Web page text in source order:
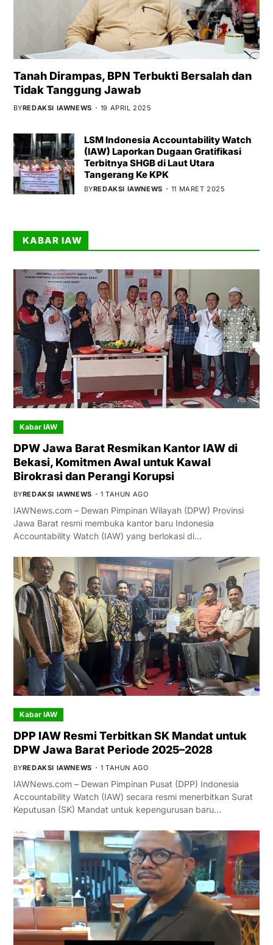
Tanah Dirampas, BPN Terbukti Bersalah dan
Tidak Tanggung Jawab
BYREDAKSI IAWNEWS 19 APRIL 2025
LSM Indonesia Accountability Watch
(IAW) Laporkan Dugaan Gratifikasi
Terbitnya SHGB di Laut Utara
Tangerang Ke KPK
BYREDAKSI IAWNEWS 11 MARET 2025
KABAR IAW
Kabar IAW
DPW Jawa Barat Resmikan Kantor IAW di
Bekasi, Komitmen Awal untuk Kawal
Birokrasi dan Perangi Korupsi
BYREDAKSI IAWNEWS 1 TAHUN AGO
IAWNews.com – Dewan Pimpinan Wilayah (DPW) Provinsi
Jawa Barat resmi membuka kantor baru Indonesia
Accountability Watch (IAW) yang berlokasi di…
Kabar IAW
DPP IAW Resmi Terbitkan SK Mandat untuk
DPW Jawa Barat Periode 2025–2028
BYREDAKSI IAWNEWS 1 TAHUN AGO
IAWNews.com – Dewan Pimpinan Pusat (DPP) Indonesia
Accountability Watch (IAW) secara resmi menerbitkan Surat
Keputusan (SK) Mandat untuk kepengurusan baru…